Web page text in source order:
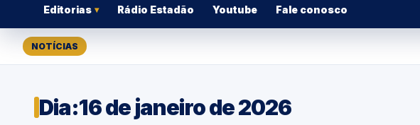
Editorias ▾ Rádio Estadão Youtube Fale conosco
NOTÍCIAS
Dia:16 de janeiro de 2026